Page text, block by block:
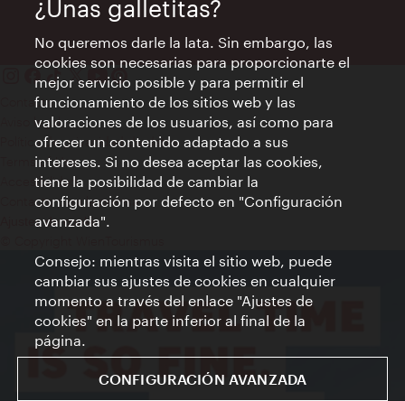
Contacto
Aviso legal
Política de privacidad de datos
Terms of Use
Accesibilidad
Contacto para la prensa
Ajustes de cookie
¿Unas galletitas?
No queremos darle la lata. Sin embargo, las
cookies son necesarias para proporcionarte el
mejor servicio posible y para permitir el
funcionamiento de los sitios web y las
valoraciones de los usuarios, así como para
ofrecer un contenido adaptado a sus
intereses. Si no desea aceptar las cookies,
tiene la posibilidad de cambiar la
configuración por defecto en "Configuración
avanzada".
Consejo: mientras visita el sitio web, puede
cambiar sus ajustes de cookies en cualquier
momento a través del enlace "Ajustes de
cookies" en la parte inferior al final de la
página.
CONFIGURACIÓN AVANZADA